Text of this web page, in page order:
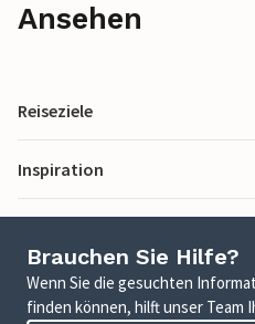
Ansehen
Reiseziele
Inspiration
Brauchen Sie Hilfe?
Wenn Sie die gesuchten
finden können, hilft unser Team